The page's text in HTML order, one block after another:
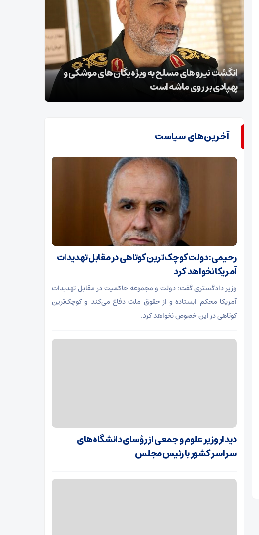
خسارت 196 میلیارد و 730 میلیون ریالی در
اغتشاشات اخیر به اردبیل
آخرین‌های سیاست
رحیمی: دولت کوچک‌ترین کوتاهی در مقابل تهدیدات
آمریکا نخواهد کرد
وزیر دادگستری گفت: دولت و مجموعه حاکمیت در مقابل تهدیدات
آمریکا محکم ایستاده و از حقوق ملت دفاع می‌کند و کوچک‌ترین
کوتاهی در این خصوص نخواهد کرد.
دیدار وزیر علوم و جمعی از رؤسای دانشگاه‌های
سراسر کشور با رئیس مجلس